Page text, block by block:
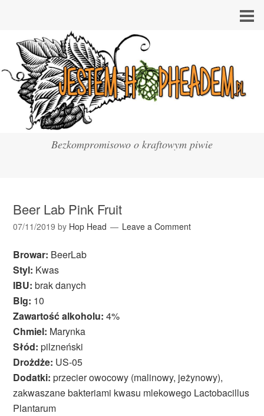
Bezkompromisowo o kraftowym piwie
Beer Lab Pink Fruit
07/11/2019 by Hop Head Leave a Comment
Browar: BeerLab
Styl: Kwas
IBU: brak danych
Blg: 10
Zawartość alkoholu: 4%
Chmiel: Marynka
Słód: pilzneński
Drożdże: US-05
Dodatki: przecier owocowy (malinowy, jeżynowy),
zakwaszane bakteriami kwasu mlekowego Lactobacillus
Plantarum